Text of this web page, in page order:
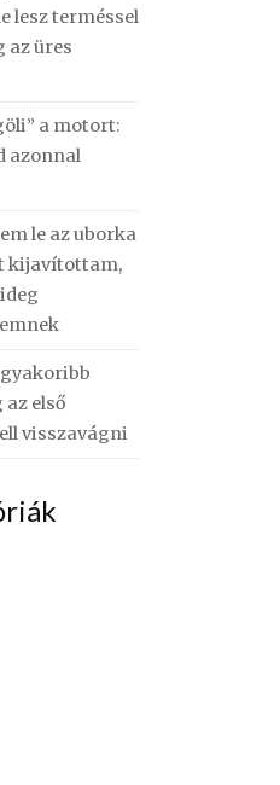
lesz terméssel
az üres
a motort:
azonnal
le az uborka
kijavítottam,
első
visszavágni